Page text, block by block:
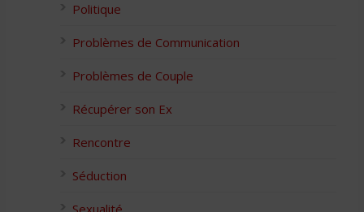
Politique
Problèmes de Communication
Problèmes de Couple
Récupérer son Ex
Rencontre
Séduction
Sexualité